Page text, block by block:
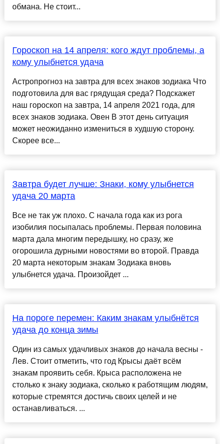
обмана. Не стоит...
Гороскоп на 14 апреля: кого ждут проблемы, а
кому улыбнется удача
Астропрогноз на завтра для всех знаков зодиака Что
подготовила для вас грядущая среда? Подскажет
наш гороскоп на завтра, 14 апреля 2021 года, для
всех знаков зодиака. Овен В этот день ситуация
может неожиданно измениться в худшую сторону.
Скорее все...
Завтра будет лучше: Знаки, кому улыбнется
удача 20 марта
Все не так уж плохо. С начала года как из рога
изобилия посыпалась проблемы. Первая половина
марта дала многим передышку, но сразу, же
огорошила дурными новостями во второй. Правда
20 марта некоторым знакам Зодиака вновь
улыбнется удача. Произойдет ...
На пороге перемен: Каким знакам улыбнётся
удача до конца зимы
Один из самых удачливых знаков до начала весны -
Лев. Стоит отметить, что год Крысы даёт всём
знакам проявить себя. Крыса расположена не
столько к знаку зодиака, сколько к работящим людям,
которые стремятся достичь своих целей и не
останавливаться. ...